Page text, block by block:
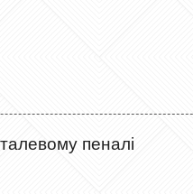
пеналі